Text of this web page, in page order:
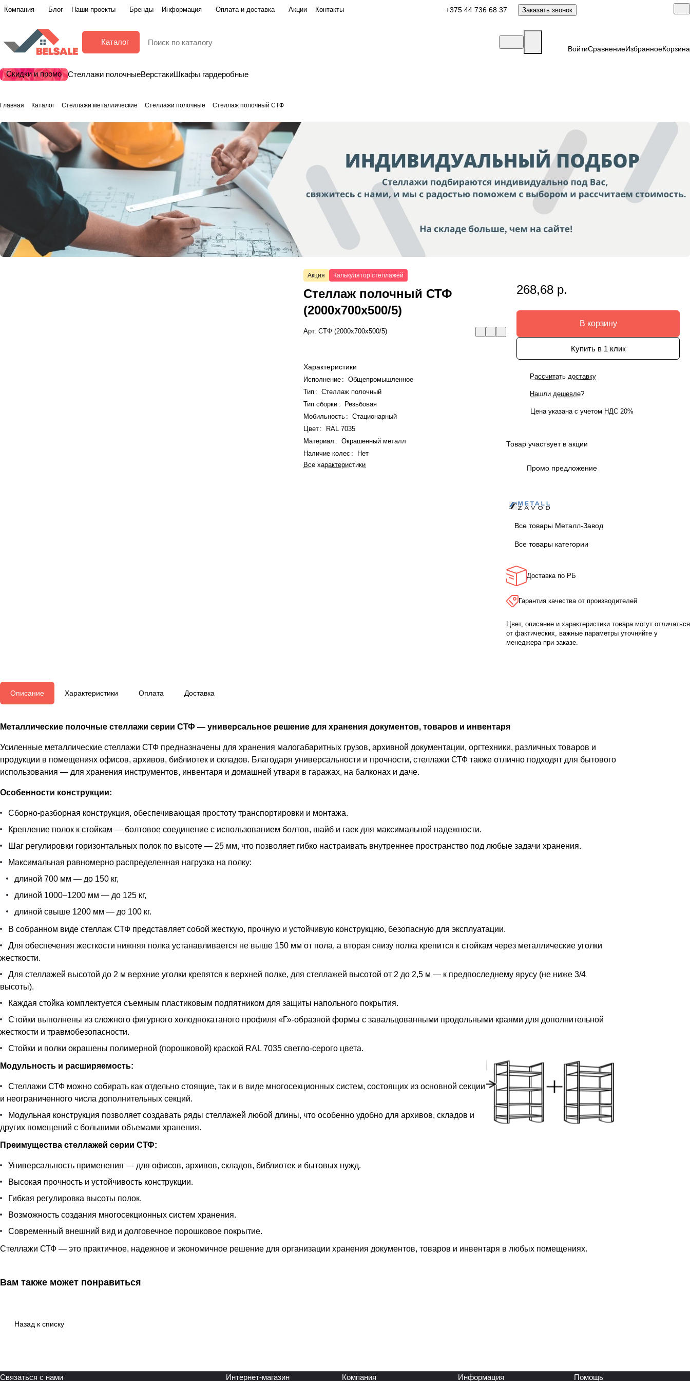
Компания Блог Наши проекты Бренды Информация Оплата и доставка Акции Контакты +375 44 736 68 37 Заказать звонок
Каталог
ВойтиСравнениеИзбранноеКорзина
Скидки и промо Стеллажи полочныеВерстакиШкафы гардеробные
Главная Каталог Стеллажи металлические Стеллажи полочные Стеллаж полочный СТФ
Акция Калькулятор стеллажей
Стеллаж полочный СТФ
(2000x700x500/5)
Арт.СТФ (2000x700x500/5)
Характеристики
Исполнение :
Общепромышленное
Тип :
Стеллаж полочный
Тип сборки:
Резьбовая
Мобильность :
Стационарный
Цвет :
RAL 7035
Материал :
Окрашенный металл
Наличие колес :
Нет
Все характеристики
268,68 р.
В корзину
Купить в 1 клик
Рассчитать доставку
Нашли дешевле?
Цена указана с учетом НДС 20%
Товар участвует в акции
Промо предложение
Все товары Металл-Завод
Все товары категории
Доставка по РБ
Гарантия качества от производителей
Цвет, описание и характеристики товара могут отличаться
от фактических, важные параметры уточняйте у
менеджера при заказе.
Описание Характеристики Оплата Доставка
Металлические полочные стеллажи серии СТФ — универсальное решение для хранения документов, товаров и инвентаря
Усиленные металлические стеллажи СТФ предназначены для хранения малогабаритных грузов, архивной документации, оргтехники, различных товаров и
продукции в помещениях офисов, архивов, библиотек и складов. Благодаря универсальности и прочности, стеллажи СТФ также отлично подходят для бытового
использования — для хранения инструментов, инвентаря и домашней утвари в гаражах, на балконах и даче.
Особенности конструкции:
Сборно-разборная конструкция, обеспечивающая простоту транспортировки и монтажа.
Крепление полок к стойкам — болтовое соединение с использованием болтов, шайб и гаек для максимальной надежности.
Шаг регулировки горизонтальных полок по высоте — 25 мм, что позволяет гибко настраивать внутреннее пространство под любые задачи хранения.
Максимальная равномерно распределенная нагрузка на полку:
длиной 700 мм — до 150 кг,
длиной 1000–1200 мм — до 125 кг,
длиной свыше 1200 мм — до 100 кг.
В собранном виде стеллаж СТФ представляет собой жесткую, прочную и устойчивую конструкцию, безопасную для эксплуатации.
Для обеспечения жесткости нижняя полка устанавливается не выше 150 мм от пола, а вторая снизу полка крепится к стойкам через металлические уголки
жесткости.
Для стеллажей высотой до 2 м верхние уголки крепятся к верхней полке, для стеллажей высотой от 2 до 2,5 м — к предпоследнему ярусу (не ниже 3/4
высоты).
Каждая стойка комплектуется съемным пластиковым подпятником для защиты напольного покрытия.
Стойки выполнены из сложного фигурного холоднокатаного профиля «Г»-образной формы с завальцованными продольными краями для дополнительной
жесткости и травмобезопасности.
Стойки и полки окрашены полимерной (порошковой) краской RAL 7035 светло-серого цвета.
Модульность и расширяемость:
Стеллажи СТФ можно собирать как отдельно стоящие, так и в виде многосекционных систем, состоящих из основной секции
и неограниченного числа дополнительных секций.
Модульная конструкция позволяет создавать ряды стеллажей любой длины, что особенно удобно для архивов, складов и
других помещений с большими объемами хранения.
Преимущества стеллажей серии СТФ:
Универсальность применения — для офисов, архивов, складов, библиотек и бытовых нужд.
Высокая прочность и устойчивость конструкции.
Гибкая регулировка высоты полок.
Возможность создания многосекционных систем хранения.
Современный внешний вид и долговечное порошковое покрытие.
Стеллажи СТФ — это практичное, надежное и экономичное решение для организации хранения документов, товаров и инвентаря в любых помещениях.
Вам также может понравиться
Назад к списку
Связаться с нами Интернет-магазин Компания Информация Помощь